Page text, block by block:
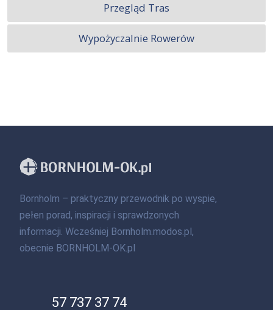
Przegląd Tras
Wypożyczalnie Rowerów
Bornholm – praktyczny przewodnik po wyspie,
pełen porad, inspiracji i sprawdzonych
informacji. Wcześniej Bornholm.modos.pl,
obecnie BORNHOLM-OK.pl
57 737 37 74